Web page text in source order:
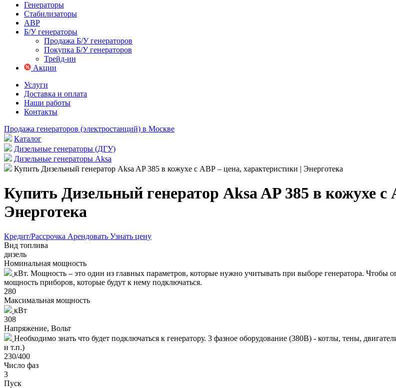
Генераторы
Стабилизаторы
АВР
Б/У генераторы
Продажа Б/У генераторов
Покупка Б/У генераторов
Трейд-ин
Акции
Услуги
Доставка и оплата
Наши работы
Контакты
Продажа генераторов (электростанций) в Москве
Каталог
Дизельные генераторы (ДГУ)
Дизельные генераторы Aksa
Купить Дизельный генератор Aksa AP 385 в кожухе с АВР – цена, характеристики | Энерготека
Купить Дизельный генератор Aksa AP 385 в кожухе
Энерготека
Кредит/Рассрочка Арендовать Узнать цену
Вид топлива
дизель
Номинальная мощность
кВт. Мощность – это один из главных параметров, которые нужно учитывать при выборе генератора. Чтобы
мощность приборов, которые будут к нему подключаться.
280
Максимальная мощность
кВт
308
Напряжение, Вольт
Необходимо знать что будет подключаться к генератору. 3 фазное оборудование (380В) - котлы, тены,
и т.п.)
230/400
Число фаз
3
Пуск